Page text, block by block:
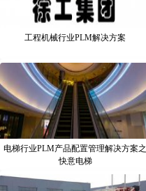
工程机械行业PLM解决方案
电梯行业PLM产品配置管理解决方案之
快意电梯